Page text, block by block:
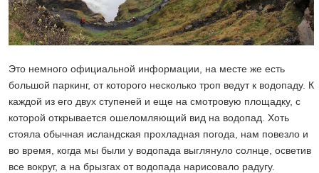
Это немного официальной информации, на месте же есть
большой паркинг, от которого несколько троп ведут к водопаду. К
каждой из его двух ступеней и еще на смотровую площадку, с
которой открывается ошеломляющий вид на водопад. Хоть
стояла обычная исландская прохладная погода, нам повезло и
во время, когда мы были у водопада выглянуло солнце, осветив
все вокруг, а на брызгах от водопада нарисовало радугу.